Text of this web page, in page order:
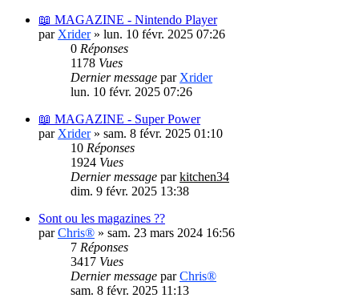
📖 MAGAZINE - Nintendo Player
par Xrider» lun. 10 févr. 2025 07:26
0 Réponses
1178 Vues
Dernier message par Xrider
lun. 10 févr. 2025 07:26
📖 MAGAZINE - Super Power
par Xrider» sam. 8 févr. 2025 01:10
10 Réponses
1924 Vues
Dernier message parkitchen34
dim. 9 févr. 2025 13:38
Sont ou les magazines ??
parChris® » sam. 23 mars 2024 16:56
7 Réponses
3417 Vues
Dernier message parChris®
sam. 8 févr. 2025 11:13